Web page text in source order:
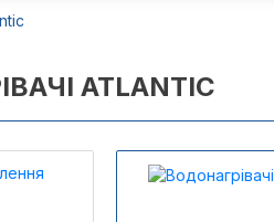
ATLANTIC